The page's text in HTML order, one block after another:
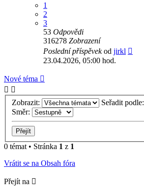
1
2
3
53 Odpovědi
316278 Zobrazení
Poslední příspěvekod jirkl
23.04.2026, 05:00 hod.
Nové téma
Zobrazit:
Seřadit podle:
Směr:
0 témat • Stránka 1 z 1
Vrátit se na Obsah fóra
Přejít na